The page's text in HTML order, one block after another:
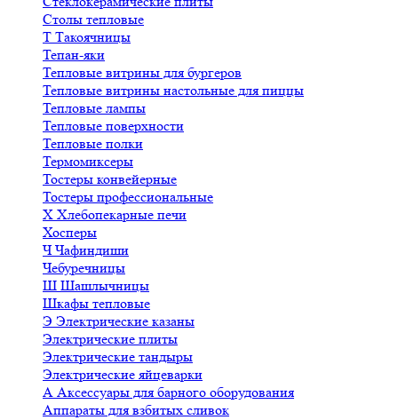
Столы тепловые
Т Такоячницы
Тепан-яки
Тепловые витрины для бургеров
Тепловые витрины настольные для пиццы
Тепловые лампы
Тепловые поверхности
Тепловые полки
Термомиксеры
Тостеры конвейерные
Тостеры профессиональные
Х Хлебопекарные печи
Хосперы
ЧЧафиндиши
Чебуречницы
Ш Шашлычницы
Шкафы тепловые
Э Электрические казаны
Электрические плиты
Электрические тандыры
Электрические яйцеварки
А Аксессуары для барного оборудования
Аппараты для взбитых сливок